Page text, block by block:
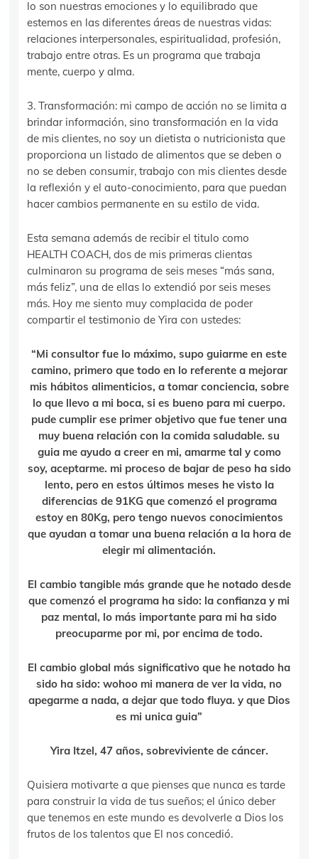
lo son nuestras emociones y lo equilibrado que
estemos en las diferentes áreas de nuestras vidas:
relaciones interpersonales, espiritualidad, profesión,
trabajo entre otras. Es un programa que trabaja
mente, cuerpo y alma.
3. Transformación: mi campo de acción no se limita a
brindar información, sino transformación en la vida
de mis clientes, no soy un dietista o nutricionista que
proporciona un listado de alimentos que se deben o
no se deben consumir, trabajo con mis clientes desde
la reflexión y el auto-conocimiento, para que puedan
hacer cambios permanente en su estilo de vida.
Esta semana además de recibir el titulo como
HEALTH COACH, dos de mis primeras clientas
culminaron su programa de seis meses “más sana,
más feliz”, una de ellas lo extendió por seis meses
más. Hoy me siento muy complacida de poder
compartir el testimonio de Yira con ustedes:
“Mi consultor fue lo máximo, supo guiarme en este
camino, primero que todo en lo referente a mejorar
mis hábitos alimenticios, a tomar conciencia, sobre
lo que llevo a mi boca, si es bueno para mi cuerpo.
pude cumplir ese primer objetivo que fue tener una
muy buena relación con la comida saludable. su
guia me ayudo a creer en mi, amarme tal y como
soy, aceptarme. mi proceso de bajar de peso ha sido
lento, pero en estos últimos meses he visto la
diferencias de 91KG que comenzó el programa
estoy en 80Kg, pero tengo nuevos conocimientos
que ayudan a tomar una buena relación a la hora de
elegir mi alimentación.
El cambio tangible más grande que he notado desde
que comenzó el programa ha sido: la confianza y mi
paz mental, lo más importante para mi ha sido
preocuparme por mi, por encima de todo.
El cambio global más significativo que he notado ha
sido ha sido: wohoo mi manera de ver la vida, no
apegarme a nada, a dejar que todo fluya. y que Dios
es mi unica guia”
Yira Itzel, 47 años, sobreviviente de cáncer.
Quisiera motivarte a que pienses que nunca es tarde
para construir la vida de tus sueños; el único deber
que tenemos en este mundo es devolverle a Dios los
frutos de los talentos que El nos concedió.